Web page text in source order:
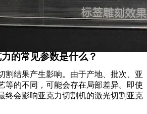
的常见参数是什么？
割结果产生影响。由于产地、批次、亚
等的不同，可能会存在局部差异。即使
终会影响亚克力切割机的激光切割亚克